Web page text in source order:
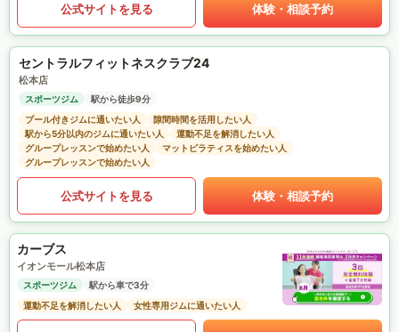
公式サイトを見る 体験・相談予約
セントラルフィットネスクラブ24
松本店
スポーツジム
駅から徒歩9分
プール付きジムに通いたい人
隙間時間を活用したい人
駅から5分以内のジムに通いたい人
運動不足を解消したい人
グループレッスンで始めたい人
マットピラティスを始めたい人
グループレッスンで始めたい人
公式サイトを見る 体験・相談予約
カーブス
イオンモール松本店
スポーツジム
駅から車で3分
運動不足を解消したい人
女性専用ジムに通いたい人